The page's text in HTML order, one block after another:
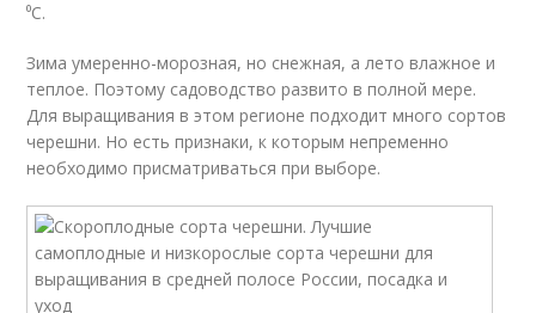
⁰С.
Зима умеренно-морозная, но снежная, а лето влажное и
теплое. Поэтому садоводство развито в полной мере.
Для выращивания в этом регионе подходит много сортов
черешни. Но есть признаки, к которым непременно
необходимо присматриваться при выборе.